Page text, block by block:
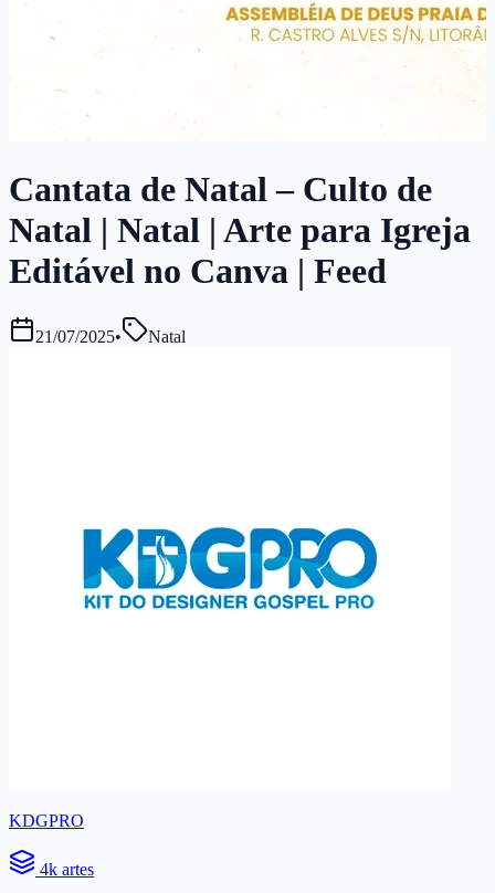
Cantata de Natal – Culto de
Natal | Natal | Arte para Igreja
Editável no Canva | Feed
21/07/2025• Natal
KDGPRO
4k artes